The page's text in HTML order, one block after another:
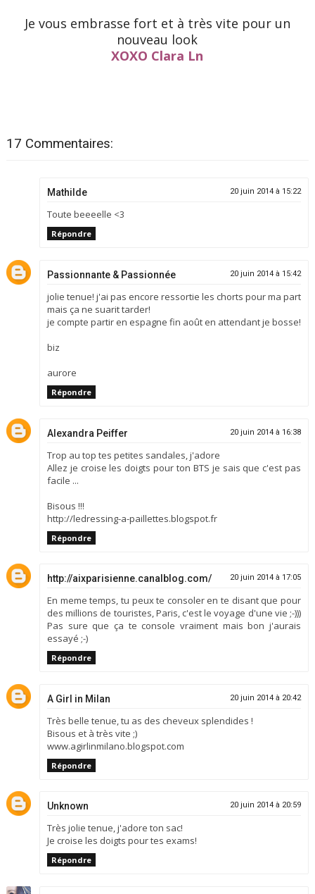
Je vous embrasse fort et à très vite pour un
nouveau look
XOXO Clara Ln
17 Commentaires:
Mathilde 20 juin 2014 à 15:22
Toute beeeelle <3
Répondre
Passionnante & Passionnée 20 juin 2014 à 15:42
jolie tenue! j'ai pas encore ressortie les chorts pour ma part
mais ça ne suarit tarder!
je compte partir en espagne fin août en attendant je bosse!
biz
aurore
Répondre
Alexandra Peiffer 20 juin 2014 à 16:38
Trop au top tes petites sandales, j'adore
Allez je croise les doigts pour ton BTS je sais que c'est pas
facile ...
Bisous !!!
http://ledressing-a-paillettes.blogspot.fr
Répondre
http://aixparisienne.canalblog.com/ 20 juin 2014 à 17:05
En meme temps, tu peux te consoler en te disant que pour
des millions de touristes, Paris, c'est le voyage d'une vie ;-)))
Pas sure que ça te console vraiment mais bon j'aurais
essayé ;-)
Répondre
A Girl in Milan 20 juin 2014 à 20:42
Très belle tenue, tu as des cheveux splendides !
Bisous et à très vite ;)
www.agirlinmilano.blogspot.com
Répondre
Unknown 20 juin 2014 à 20:59
Très jolie tenue, j'adore ton sac!
Je croise les doigts pour tes exams!
Répondre